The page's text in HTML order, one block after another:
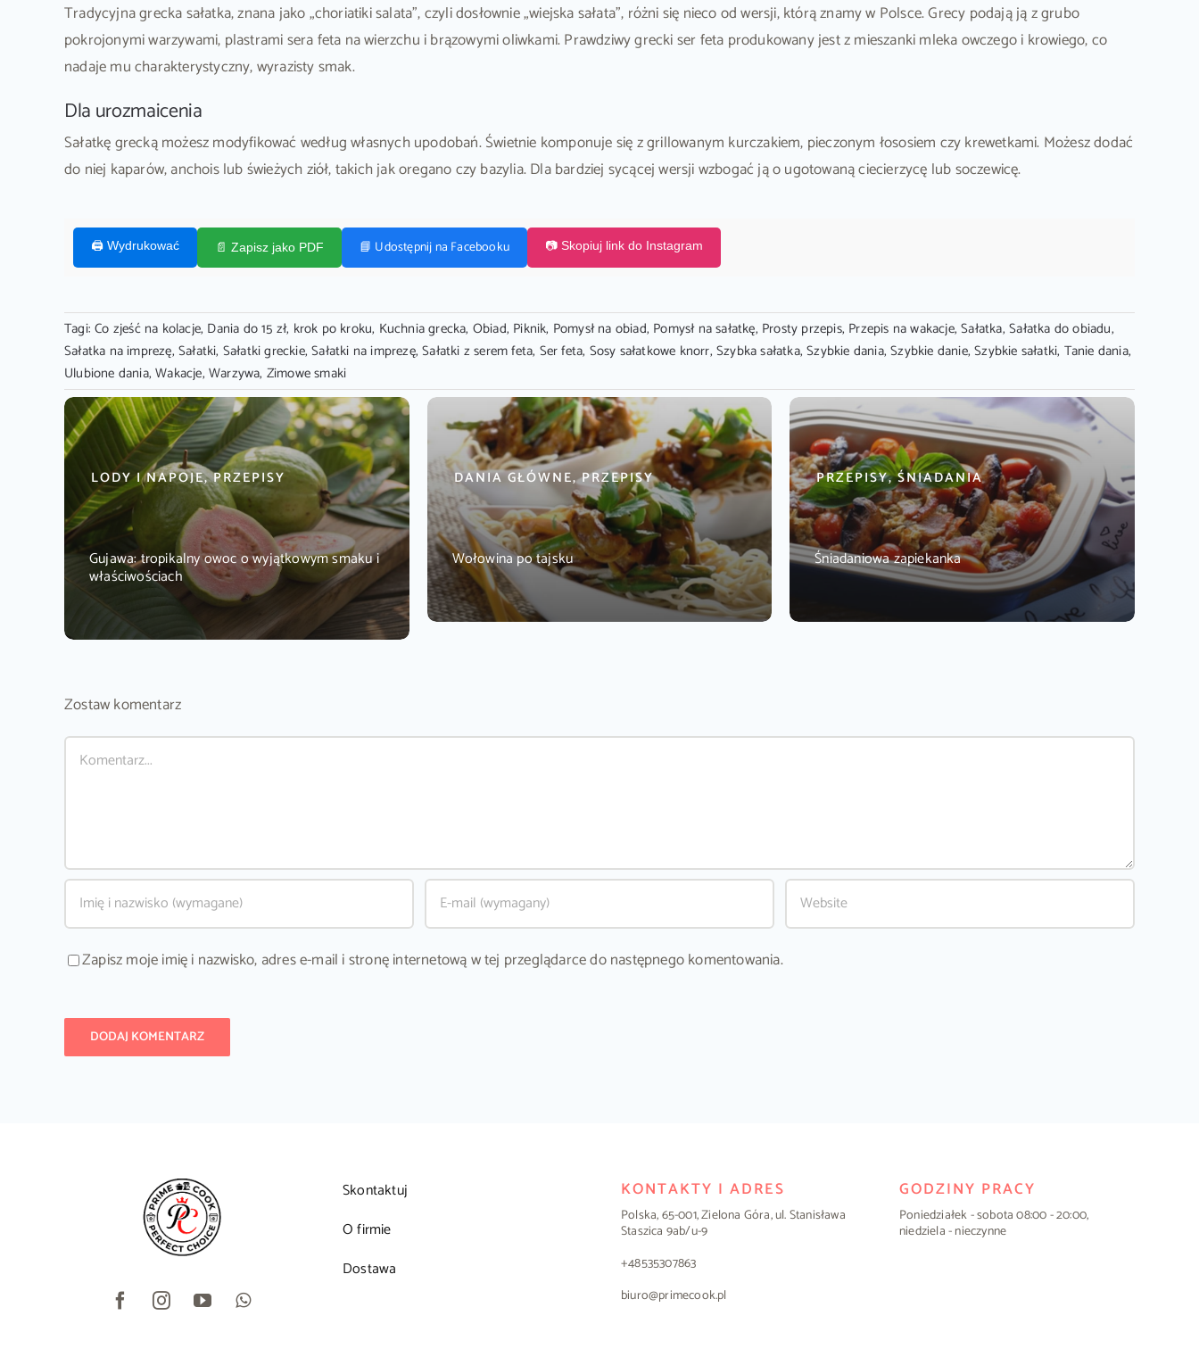
Tradycyjna grecka sałatka, znana jako „choriatiki salata”, czyli dosłownie „wiejska sałata”, różni się nieco od wersji, którą znamy w Polsce. Grecy podają ją z grubo
pokrojonymi warzywami, plastrami sera feta na wierzchu i brązowymi oliwkami. Prawdziwy grecki ser feta produkowany jest z mieszanki mleka owczego i krowiego, co
nadaje mu charakterystyczny, wyrazisty smak.
Dla urozmaicenia
Sałatkę grecką możesz modyfikować według własnych upodobań. Świetnie komponuje się z grillowanym kurczakiem, pieczonym łososiem czy krewetkami. Możesz dodać
do niej kaparów, anchois lub świeżych ziół, takich jak oregano czy bazylia. Dla bardziej sycącej wersji wzbogać ją o ugotowaną ciecierzycę lub soczewicę.
🖨️ Wydrukować 📄 Zapisz jako PDF 📘 Udostępnij na Facebooku 📷 Skopiuj link do Instagram
Tagi:Co zjeść na kolacje, Dania do 15 zł, krok po kroku, Kuchnia grecka, Obiad, Piknik, Pomysł na obiad, Pomysł na sałatkę, Prosty przepis, Przepis na wakacje,Sałatka,Sałatka do obiadu,
Sałatka na imprezę, Sałatki, Sałatki greckie,Sałatki na imprezę,Sałatki z serem feta, Ser feta, Sosy sałatkowe knorr,Szybka sałatka,Szybkie dania,Szybkie danie,Szybkie sałatki, Tanie dania,
Ulubione dania,Wakacje, Warzywa, Zimowe smaki
LODY I NAPOJE, PRZEPISY
Gujawa: tropikalny owoc o wyjątkowym smaku i
właściwościach
DANIA GŁÓWNE, PRZEPISY
Wołowina po tajsku
PRZEPISY, ŚNIADANIA
Śniadaniowa zapiekanka
Zostaw komentarz
Comment
Zapisz moje imię i nazwisko, adres e-mail i stronę internetową w tej przeglądarce do następnego komentowania.
Skontaktuj
O firmie
Dostawa
KONTAKTY I ADRES
Polska, 65-001, Zielona Góra, ul. Stanisława
Staszica 9ab/u-9
+48535307863
biuro@primecook.pl
GODZINY PRACY
Poniedziałek - sobota 08:00 - 20:00,
niedziela - nieczynne